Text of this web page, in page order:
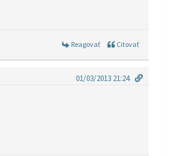
Reagovať Citovať
01/03/2013 21:24